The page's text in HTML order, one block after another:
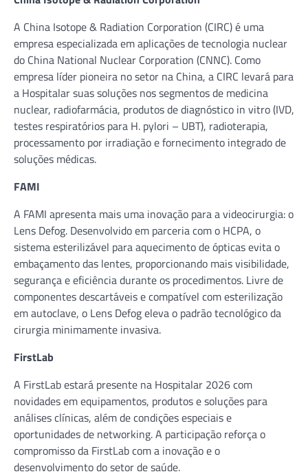
A China Isotope & Radiation Corporation (CIRC) é uma
empresa especializada em aplicações de tecnologia nuclear
do China National Nuclear Corporation (CNNC). Como
empresa líder pioneira no setor na China, a CIRC levará para
a Hospitalar suas soluções nos segmentos de medicina
nuclear, radiofarmácia, produtos de diagnóstico in vitro (IVD,
testes respiratórios para H. pylori – UBT), radioterapia,
processamento por irradiação e fornecimento integrado de
soluções médicas.
FAMI
A FAMI apresenta mais uma inovação para a videocirurgia: o
Lens Defog. Desenvolvido em parceria com o HCPA, o
sistema esterilizável para aquecimento de ópticas evita o
embaçamento das lentes, proporcionando mais visibilidade,
segurança e eficiência durante os procedimentos. Livre de
componentes descartáveis e compatível com esterilização
em autoclave, o Lens Defog eleva o padrão tecnológico da
cirurgia minimamente invasiva.
FirstLab
A FirstLab estará presente na Hospitalar 2026 com
novidades em equipamentos, produtos e soluções para
análises clínicas, além de condições especiais e
oportunidades de networking. A participação reforça o
compromisso da FirstLab com a inovação e o
desenvolvimento do setor de saúde.